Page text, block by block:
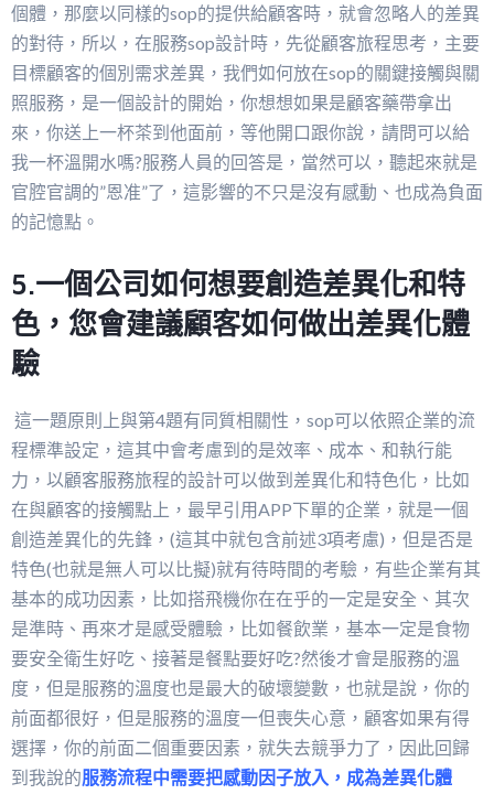
個體，那麼以同樣的sop的提供給顧客時，就會忽略人的差異
的對待，所以，在服務sop設計時，先從顧客旅程思考，主要
目標顧客的個別需求差異，我們如何放在sop的關鍵接觸與關
照服務，是一個設計的開始，你想想如果是顧客藥帶拿出
來，你送上一杯茶到他面前，等他開口跟你說，請問可以給
我一杯溫開水嗎?服務人員的回答是，當然可以，聽起來就是
官腔官調的”恩准”了，這影響的不只是沒有感動、也成為負面
的記憶點。
5.一個公司如何想要創造差異化和特
色，您會建議顧客如何做出差異化體
驗
這一題原則上與第4題有同質相關性，sop可以依照企業的流
程標準設定，這其中會考慮到的是效率、成本、和執行能
力，以顧客服務旅程的設計可以做到差異化和特色化，比如
在與顧客的接觸點上，最早引用APP下單的企業，就是一個
創造差異化的先鋒，(這其中就包含前述3項考慮)，但是否是
特色(也就是無人可以比擬)就有待時間的考驗，有些企業有其
基本的成功因素，比如搭飛機你在在乎的一定是安全、其次
是準時、再來才是感受體驗，比如餐飲業，基本一定是食物
要安全衛生好吃、接著是餐點要好吃?然後才會是服務的溫
度，但是服務的溫度也是最大的破壞變數，也就是說，你的
前面都很好，但是服務的溫度一但喪失心意，顧客如果有得
選擇，你的前面二個重要因素，就失去競爭力了，因此回歸
到我說的服務流程中需要把感動因子放入，成為差異化體